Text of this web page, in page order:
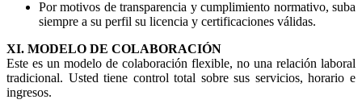
Por motivos de transparencia y cumplimiento normativo, suba
siempre a su perfil su licencia y certificaciones válidas.
XI. MODELO DE COLABORACIÓN
Este es un modelo de colaboración flexible, no una relación laboral
tradicional. Usted tiene control total sobre sus servicios, horario e
ingresos.